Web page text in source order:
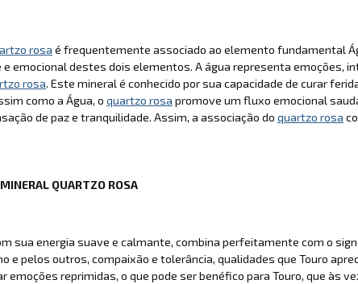
rosa é frequentemente associado ao elemento fundamental
emocional destes dois elementos. A água representa emoções,
rosa. Este mineral é conhecido por sua capacidade de curar
como a Água, o quartzo rosa promove um fluxo emocional
de paz e tranquilidade. Assim, a associação do quartzo rosa
QUARTZO ROSA
sua energia suave e calmante, combina perfeitamente com o
e pelos outros, compaixão e tolerância, qualidades que Touro
emoções reprimidas, o que pode ser benéfico para Touro, que às